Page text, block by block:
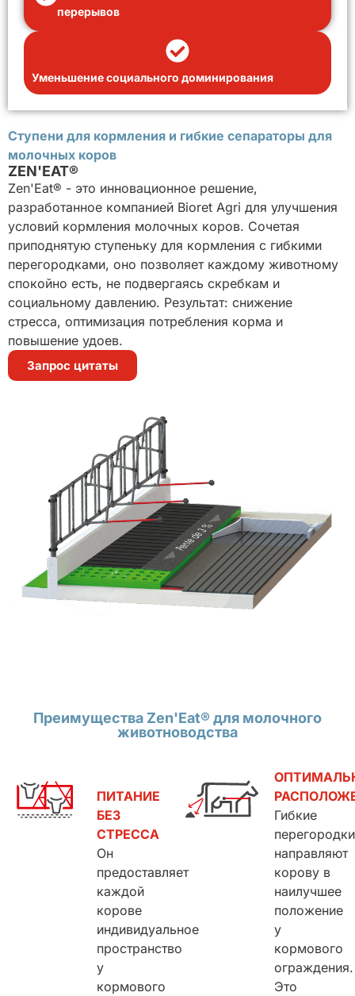
перерывов
Уменьшение социального доминирования
Ступени для кормления и гибкие сепараторы для
молочных коров
ZEN'EAT®
Zen'Eat® - это инновационное решение,
разработанное компанией Bioret Agri для улучшения
условий кормления молочных коров. Сочетая
приподнятую ступеньку для кормления с гибкими
перегородками, оно позволяет каждому животному
спокойно есть, не подвергаясь скребкам и
социальному давлению. Результат: снижение
стресса, оптимизация потребления корма и
повышение удоев.
Запрос цитаты
Преимущества Zen'Eat® для молочного
животноводства
ПИТАНИЕ
БЕЗ
СТРЕССА
Он
предоставляет
каждой
корове
индивидуальное
пространство
у
кормового
Гибкие
перегородки
направляют
корову в
наилучшее
положение
у
кормового
ограждения.
Это